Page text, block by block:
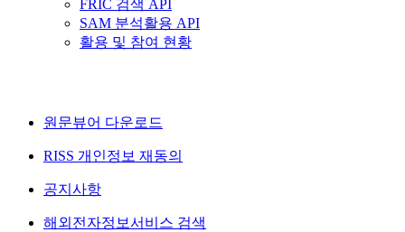
FRIC 검색 API
SAM 분석활용 API
활용 및 참여 현황
원문뷰어 다운로드
RISS 개인정보 재동의
공지사항
해외전자정보서비스 검색